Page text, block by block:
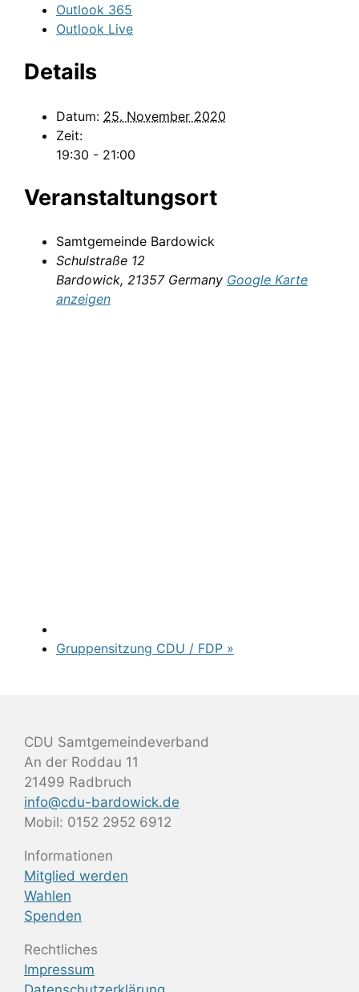
Outlook 365
Outlook Live
Details
Datum: 25. November 2020
Zeit:
19:30 - 21:00
Veranstaltungsort
Samtgemeinde Bardowick
Schulstraße 12
Bardowick, 21357 Germany Google Karte
anzeigen
Gruppensitzung CDU / FDP »
CDU Samtgemeindeverband
An der Roddau 11
21499 Radbruch
info@cdu-bardowick.de
Mobil: 0152 2952 6912
Informationen
Mitglied werden
Wahlen
Spenden
Rechtliches
Impressum